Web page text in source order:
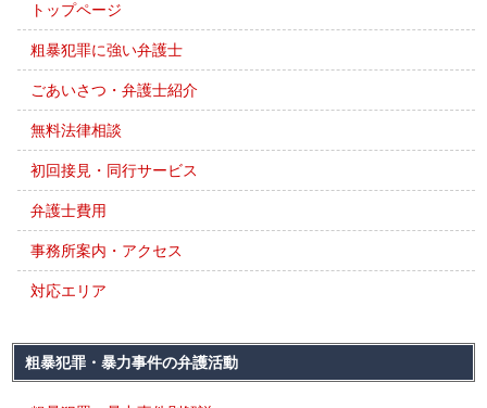
トップページ
粗暴犯罪に強い弁護士
ごあいさつ・弁護士紹介
無料法律相談
初回接見・同行サービス
弁護士費用
事務所案内・アクセス
対応エリア
粗暴犯罪・暴力事件の弁護活動